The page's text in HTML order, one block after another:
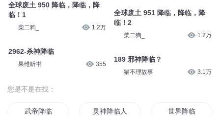
全球废土 950 降临，降临，降
临！1
柴二狗_ 1.2万
2962-杀神降临
果维听书 355
全球废土 951 降临，降临，降
临！2
柴二狗_ 1.2万
189 邪神降临？
猫不理故事 3.1万
您是不是在找：
武帝降临 灵神降临人间 世界降临